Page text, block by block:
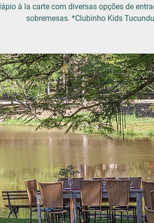
à la carte com diversas opções de
sobremesas. *Clubinho Kids